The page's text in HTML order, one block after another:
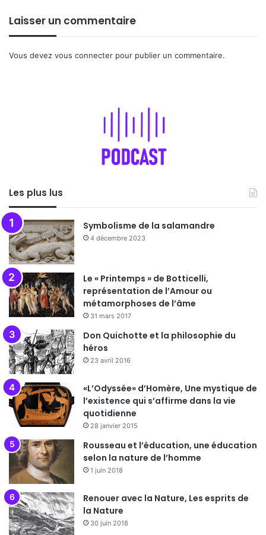
Laisser un commentaire
Vous devez vous connecter pour publier un commentaire.
Les plus lus
Symbolisme de la salamandre
4 décembre 2023
Le « Printemps » de Botticelli,
représentation de l’Amour ou
métamorphoses de l’âme
31 mars 2017
Don Quichotte et la philosophie du
héros
23 avril 2016
«L’Odyssée» d’Homère, Une mystique de
l’existence qui s’affirme dans la vie
quotidienne
28 janvier 2015
Rousseau et l’éducation, une éducation
selon la nature de l’homme
1 juin 2018
Renouer avec la Nature, Les esprits de
la Nature
30 juin 2018